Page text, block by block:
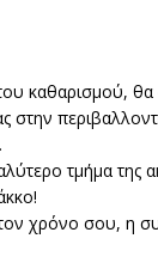
καθαρισμού,
τμήμα της
χρόνο σου, η